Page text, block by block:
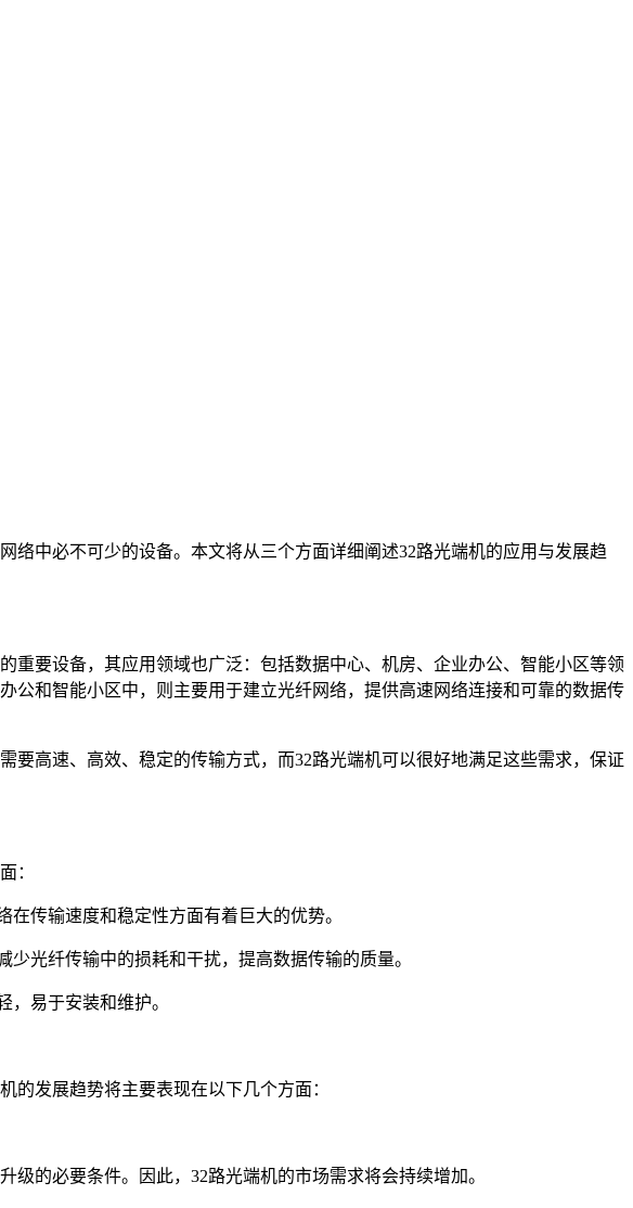
中必不可少的设备。本文将从三个方面详细阐述32路光端机的应用与发展趋
重要设备，其应用领域也广泛：包括数据中心、机房、企业办公、智能小区等领
公和智能小区中，则主要用于建立光纤网络，提供高速网络连接和可靠的数据传
高速、高效、稳定的传输方式，而32路光端机可以很好地满足这些需求，保证
：
传输速度和稳定性方面有着巨大的优势。
光纤传输中的损耗和干扰，提高数据传输的质量。
易于安装和维护。
的发展趋势将主要表现在以下几个方面：
的必要条件。因此，32路光端机的市场需求将会持续增加。